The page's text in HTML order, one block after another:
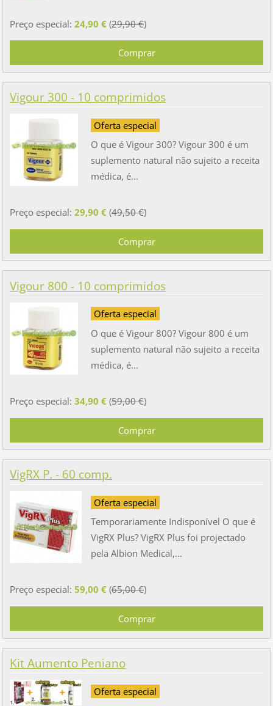
Preço especial: 24,90 €(29,90 €)
Vigour 300 - 10 comprimidos
Oferta especial
O que é Vigour 300? Vigour 300 é um
suplemento natural não sujeito a receita
médica, é...
Preço especial: 29,90 €(49,50 €)
Vigour 800 - 10 comprimidos
Oferta especial
O que é Vigour 800? Vigour 800 é um
suplemento natural não sujeito a receita
médica, é...
Preço especial: 34,90 €(59,00 €)
VigRX P. - 60 comp.
Oferta especial
Temporariamente Indisponível O que é
VigRX Plus? VigRX Plus foi projectado
pela Albion Medical,...
Preço especial: 59,00 €(65,00 €)
Kit Aumento Peniano
Oferta especial